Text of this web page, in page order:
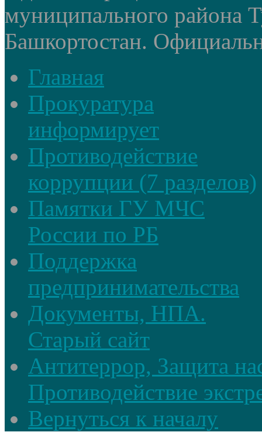
муниципального района
Башкортостан.
Главная
Прокуратура
информирует
Противодействие
коррупции (7 разделов)
Памятки ГУ МЧС
России по РБ
Поддержка
предпринимательства
Документы, НПА.
Старый сайт
Антитеррор, Защита
Противодействие
Вернуться к началу